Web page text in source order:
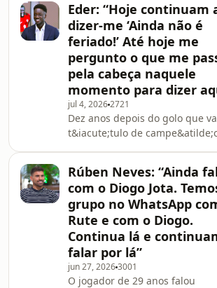
que nasceu na Amadora, que
pela janela do primeiro andar
agarrado a um poste de luz
jogar &agrave; bola, que vendia
e metal antes do amanhecer
dinheiro no bolso, senta-se
lugar mais alto do futebol
portugu&ecirc;s: sel
Eder: “Hoje continuam
dizer-me ‘Ainda não é
feriado!’ Até hoje me
pergunto o que me
pela cabeça naquele
momento para dizer
jul 4, 20262721
Dez anos depois do golo que
t&iacute;tulo de
Defini&ccedil;&atilde;o para
com Daniel Oliveira sobre o
que o imortalizou no futebol
O avan&ccedil;ado, que entrou
suplente na final disputada em
frente &agrave; Fran&ccedil;a,
recordou com
palp&aacute;vel os instan
Rúben Neves: “Ainda
com o Diogo Jota.
grupo no WhatsApp
Rute e com o Diogo.
Continua lá e
falar por lá”
jun 27, 20263001
O jogador de 29 anos falou